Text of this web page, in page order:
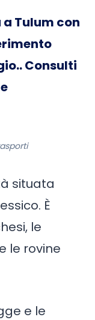
Tulum con
. Consulti
situata
È
le
le rovine
e le